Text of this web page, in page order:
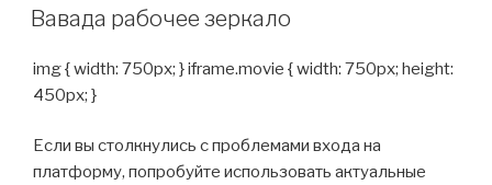
IL
Вавада рабочее зеркало
img { width: 750px; } iframe.movie { width: 750px; height:
450px; }
Если вы столкнулись с проблемами входа на
платформу, попробуйте использовать актуальные